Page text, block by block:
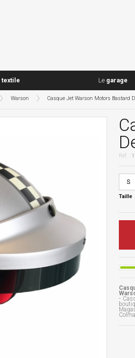
textile Le garage
Warson Casque Jet Warson Motors Bastard
Réf. :
Taille
-